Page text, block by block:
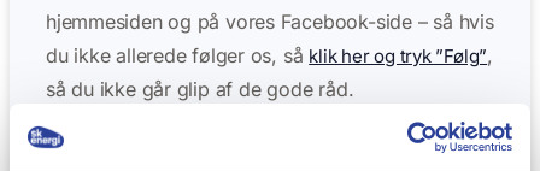
hjemmesiden og på vores Facebook-side – så hvis
du ikke allerede følger os, så klik her og tryk ”Følg”,
så du ikke går glip af de gode råd.
Ønsker du at tage skridtet videre og få at vide,